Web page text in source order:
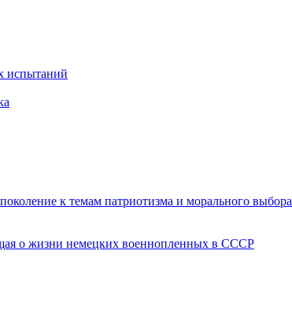
испытаний
к темам патриотизма и морального выбора
о жизни немецких военнопленных в СССР